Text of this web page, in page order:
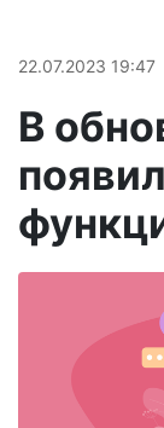
22.07.2023 19:47
В